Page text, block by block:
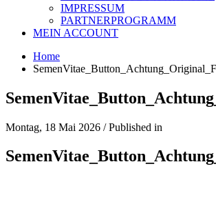
IMPRESSUM
PARTNERPROGRAMM
MEIN ACCOUNT
Home
Montag, 18 Mai 2026 /Published in